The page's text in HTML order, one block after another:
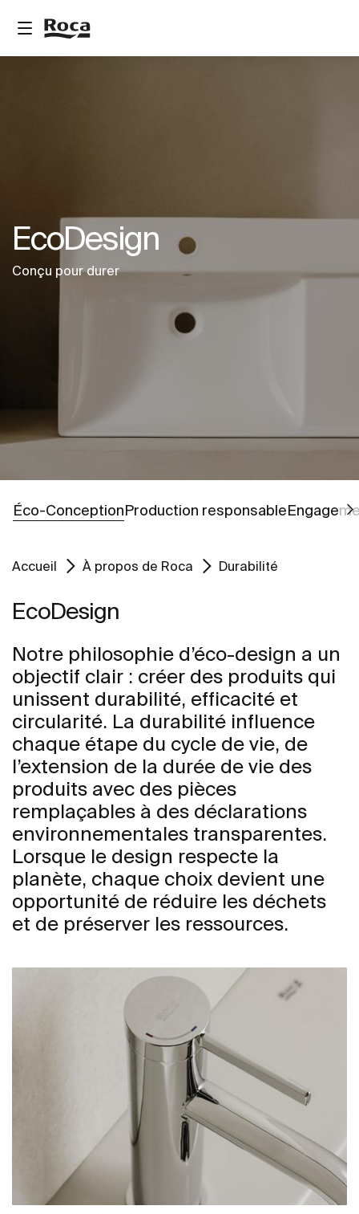
EcoDesign
Conçu pour durer
Éco-ConceptionAller à
Production responsableAller à
Accueil À propos de Roca Durabilité
EcoDesign
Notre philosophie d’éco-design a un
objectif clair : créer des produits qui
unissent durabilité, efficacité et
circularité. La durabilité influence
chaque étape du cycle de vie, de
l’extension de la durée de vie des
produits avec des pièces
remplaçables à des déclarations
environnementales transparentes.
Lorsque le design respecte la
planète, chaque choix devient une
opportunité de réduire les déchets
et de préserver les ressources.